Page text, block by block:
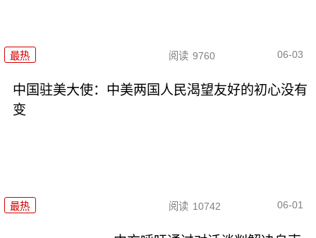
最热 阅读 9760 06-03
中国驻美大使：中美两国人民渴望友好的初心没有
变
最热 阅读 10742 06-01